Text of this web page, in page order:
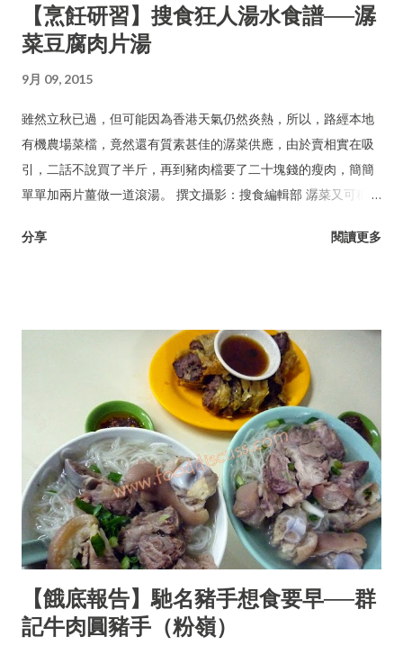
【烹飪研習】搜食狂人湯水食譜──潺
菜豆腐肉片湯
9月 09, 2015
雖然立秋已過，但可能因為香港天氣仍然炎熱，所以，路經本地
有機農場菜檔，竟然還有質素甚佳的潺菜供應，由於賣相實在吸
引，二話不說買了半斤，再到豬肉檔要了二十塊錢的瘦肉，簡簡
單單加兩片薑做一道滾湯。 撰文攝影：搜食編輯部 潺菜又可稱木
分享 閱讀更多
【餓底報告】馳名豬手想食要早──群
記牛肉圓豬手（粉嶺）